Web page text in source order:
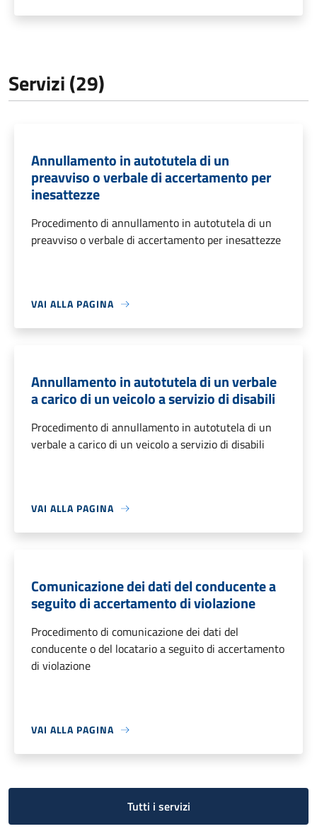
Servizi (29)
Annullamento in autotutela di un
preavviso o verbale di accertamento per
inesattezze
Procedimento di annullamento in autotutela di un
preavviso o verbale di accertamento per inesattezze
VAI ALLA PAGINA
Annullamento in autotutela di un verbale
a carico di un veicolo a servizio di disabili
Procedimento di annullamento in autotutela di un
verbale a carico di un veicolo a servizio di disabili
VAI ALLA PAGINA
Comunicazione dei dati del conducente a
seguito di accertamento di violazione
Procedimento di comunicazione dei dati del
conducente o del locatario a seguito di accertamento
di violazione
VAI ALLA PAGINA
Tutti i servizi